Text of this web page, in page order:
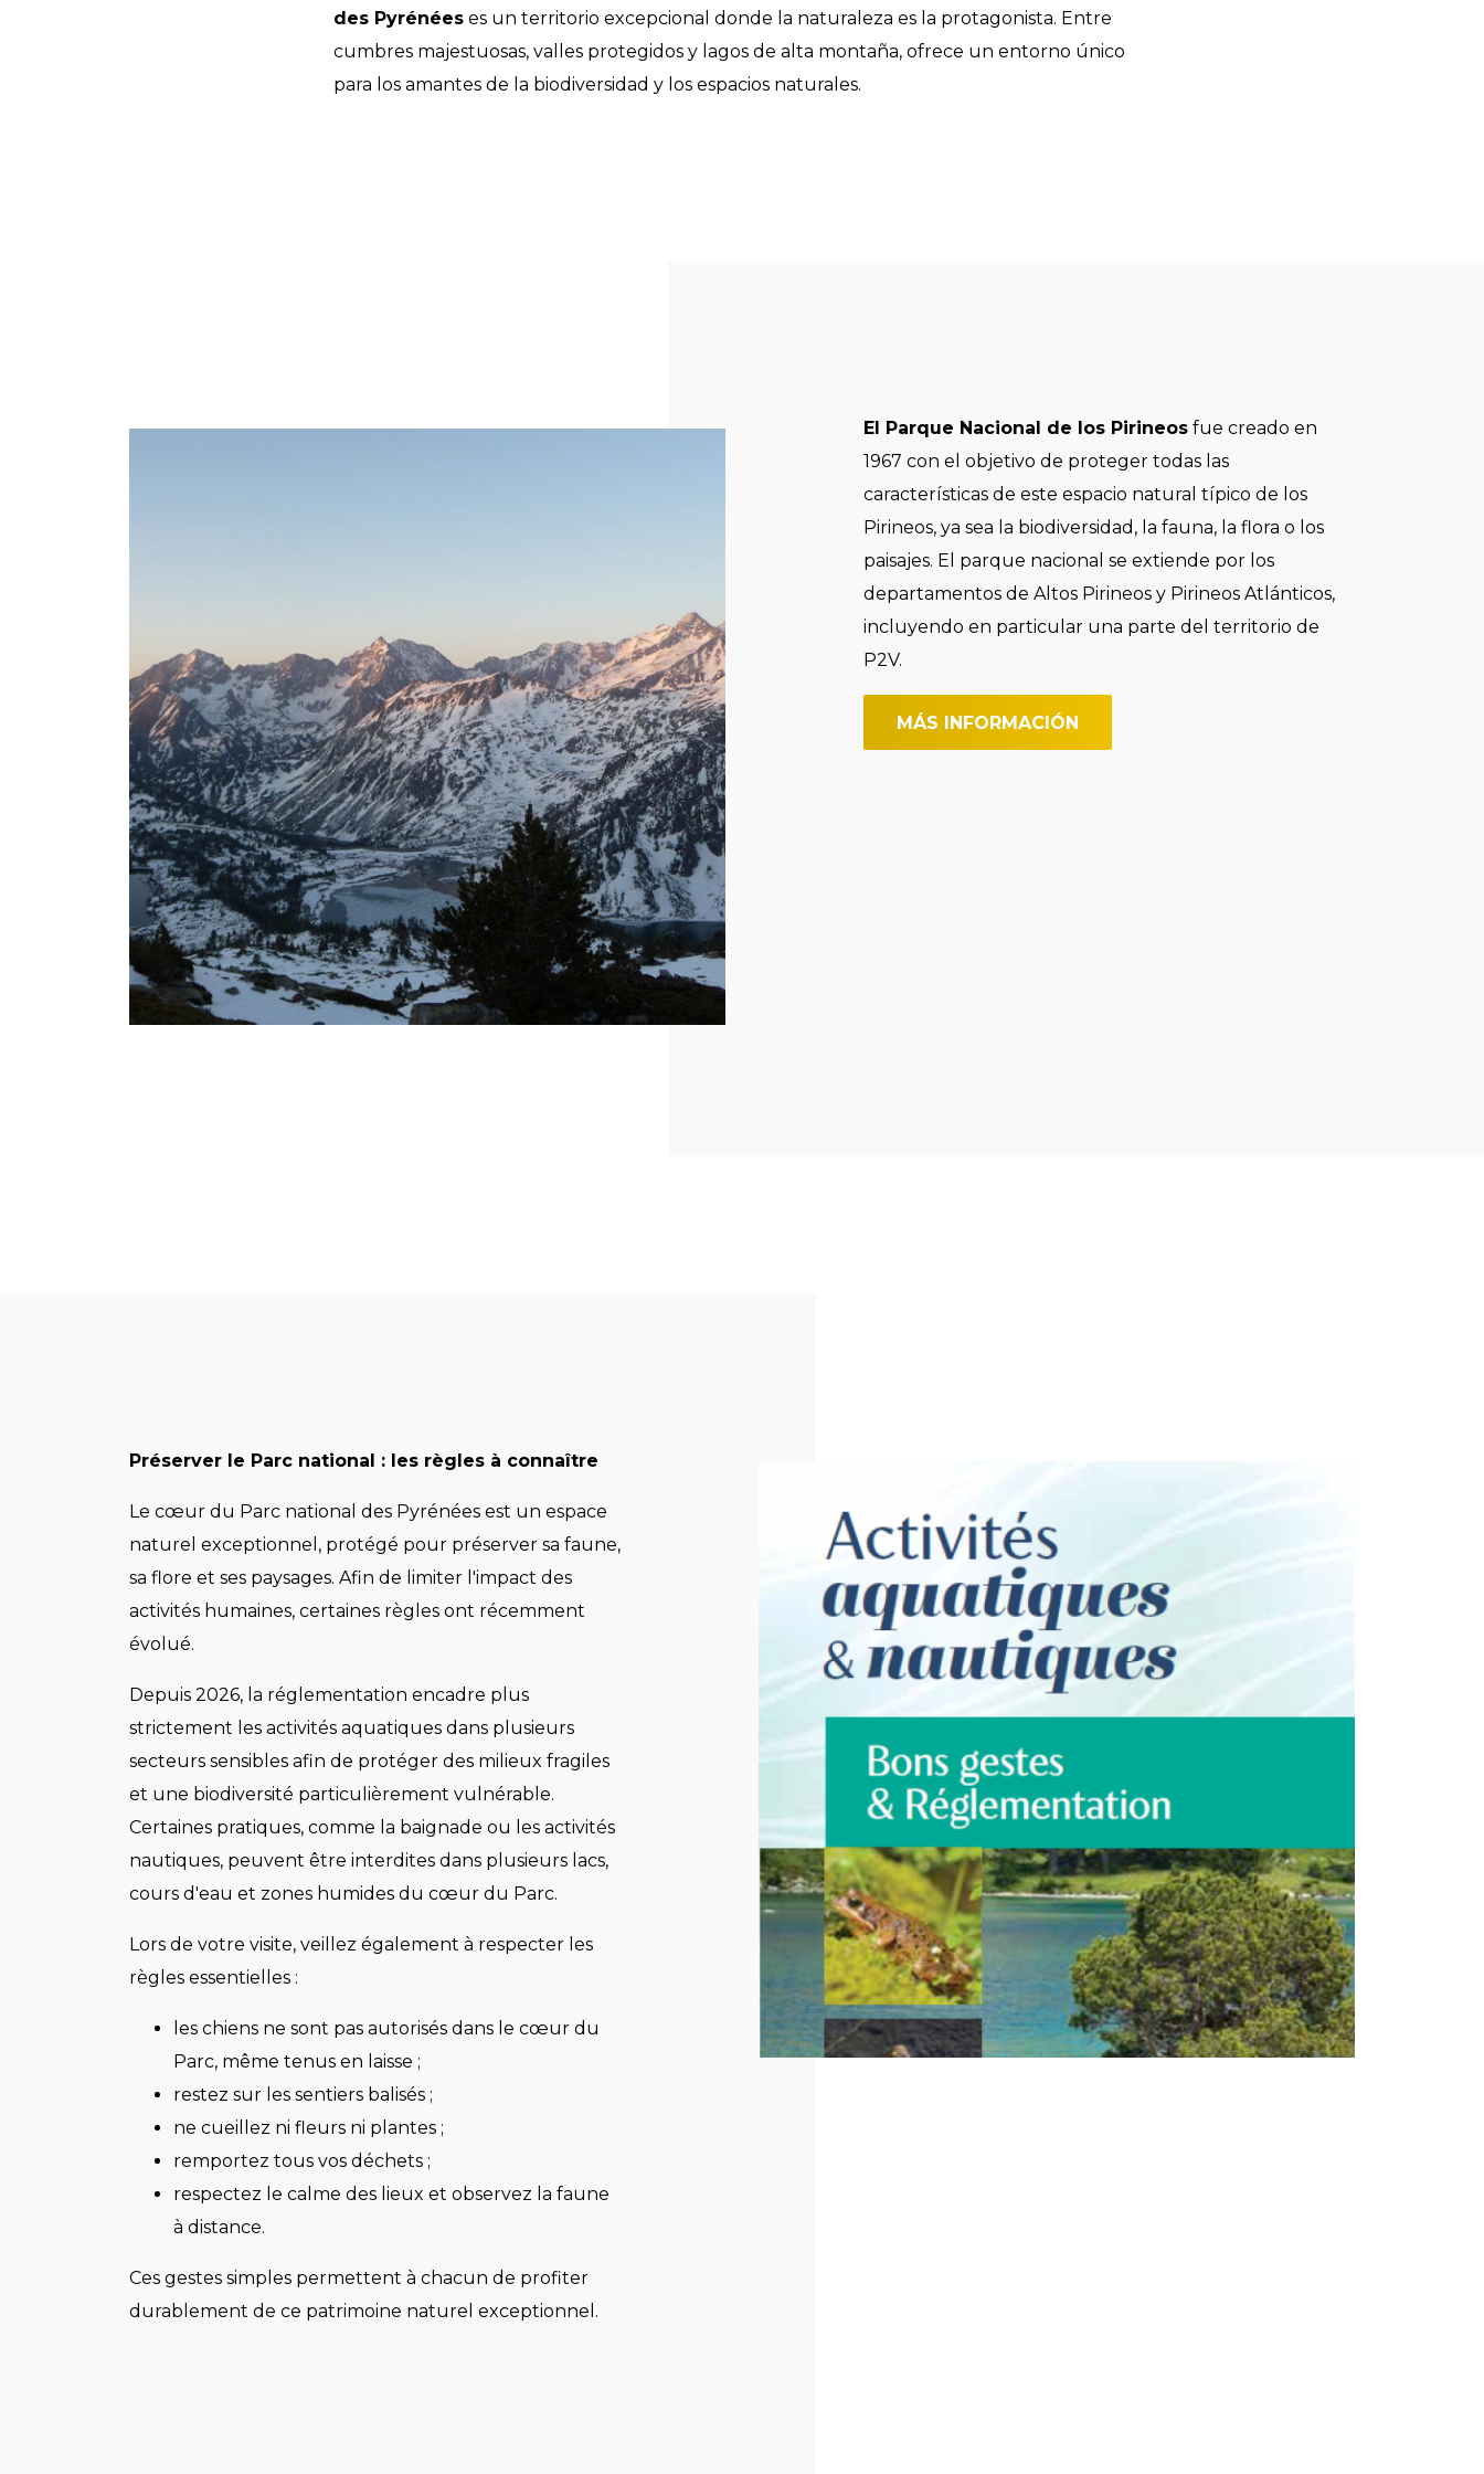
des Pyrénées es un territorio excepcional donde la naturaleza es la protagonista. Entre
cumbres majestuosas, valles protegidos y lagos de alta montaña, ofrece un entorno único
para los amantes de la biodiversidad y los espacios naturales.
El Parque Nacional de los Pirineos fue creado en
1967 con el objetivo de proteger todas las
características de este espacio natural típico de los
Pirineos, ya sea la biodiversidad, la fauna, la flora o los
paisajes. El parque nacional se extiende por los
departamentos de Altos Pirineos y Pirineos Atlánticos,
incluyendo en particular una parte del territorio de
P2V.
MÁS INFORMACIÓN
Préserver le Parc national : les règles à connaître
Le cœur du Parc national des Pyrénées est un espace
naturel exceptionnel, protégé pour préserver sa faune,
sa flore et ses paysages. Afin de limiter l'impact des
activités humaines, certaines règles ont récemment
évolué.
Depuis 2026, la réglementation encadre plus
strictement les activités aquatiques dans plusieurs
secteurs sensibles afin de protéger des milieux fragiles
et une biodiversité particulièrement vulnérable.
Certaines pratiques, comme la baignade ou les activités
nautiques, peuvent être interdites dans plusieurs lacs,
cours d'eau et zones humides du cœur du Parc.
Lors de votre visite, veillez également à respecter les
règles essentielles :
les chiens ne sont pas autorisés dans le cœur du
Parc, même tenus en laisse ;
restez sur les sentiers balisés ;
ne cueillez ni fleurs ni plantes ;
remportez tous vos déchets ;
respectez le calme des lieux et observez la faune
à distance.
Ces gestes simples permettent à chacun de profiter
durablement de ce patrimoine naturel exceptionnel.